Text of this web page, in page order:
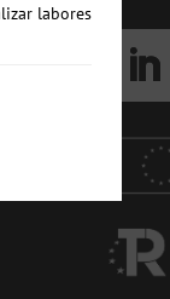
labores